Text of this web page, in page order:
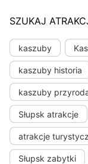
SZUKAJ
kaszuby
kaszuby historia
kaszuby
Słupsk atrakcje
atrakcje
Słupsk zabytki